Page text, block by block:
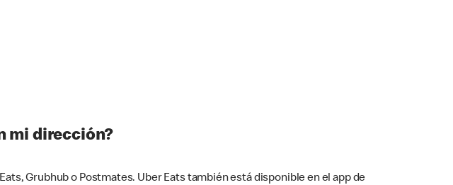
mi dirección?
Grubhub o Postmates. Uber Eats también está disponible en el app de